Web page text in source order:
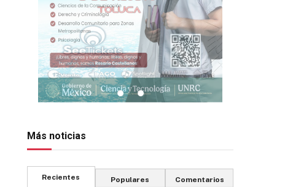
Más noticias
Recientes Populares Comentarios